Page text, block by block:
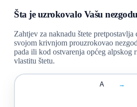
Šta je uzrokovalo Vašu
Zahtjev za naknadu štete pretpostavlja
svojom krivnjom prouzrokovao
pada ili kod ostvarenja općeg alpskog
vlastitu štetu.
A →